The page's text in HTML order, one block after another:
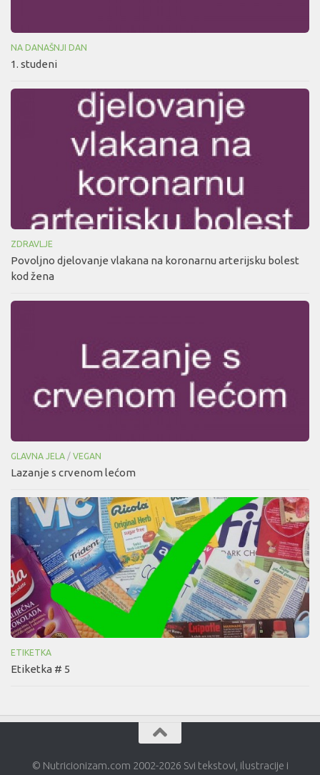
NA DANAŠNJI DAN
1. studeni
ZDRAVLJE
Povoljno djelovanje vlakana na koronarnu arterijsku bolest
kod žena
GLAVNA JELA / VEGAN
Lazanje s crvenom lećom
ETIKETKA
Etiketka # 5
© Nutricionizam.com 2002-2026 Svi tekstovi, ilustracije i